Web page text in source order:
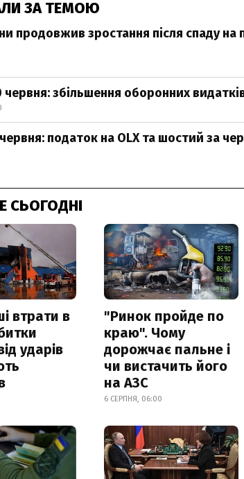
ЗА ТЕМОЮ
продовжив зростання після спаду на
збільшення оборонних
податок на OLX та шостий за
СЬОГОДНІ
втрати в
ударів
"Ринок пройде по
краю". Чому
дорожчає пальне і
чи вистачить його
на АЗС
6 СЕРПНЯ, 06:00